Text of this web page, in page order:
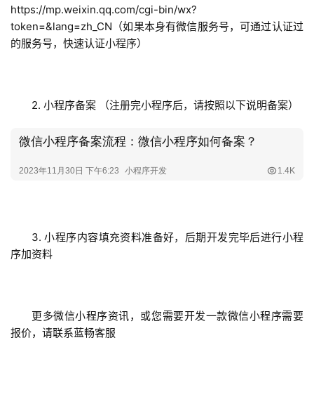
蓝
H
开
程
微
https://mp.weixin.qq.com/cgi-bin/wx?
token=&lang=zh_CN（如果本身有微信服务号，可通过认证过
的服务号，快速认证小程序）
2. 小程序备案 （注册完小程序后，请按照以下说明备案）
3. 小程序内容填充资料准备好，后期开发完毕后进行小程
序加资料
更多微信小程序资讯，或您需要开发一款微信小程序需要
报价，请联系蓝畅客服